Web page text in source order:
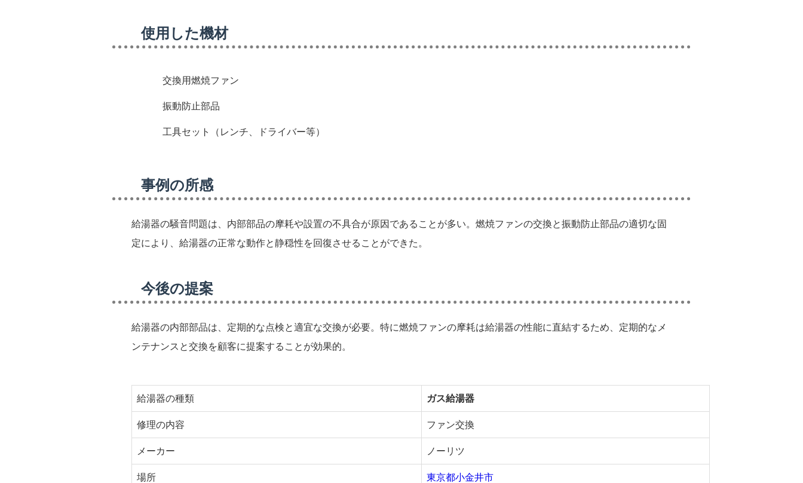
使用した機材
交換用燃焼ファン
振動防止部品
工具セット（レンチ、ドライバー等）
事例の所感
給湯器の騒音問題は、内部部品の摩耗や設置の不具合が原因であることが多い。燃焼ファンの交換と振動防止部品の適切な固
定により、給湯器の正常な動作と静穏性を回復させることができた。
今後の提案
給湯器の内部部品は、定期的な点検と適宜な交換が必要。特に燃焼ファンの摩耗は給湯器の性能に直結するため、定期的なメ
ンテナンスと交換を顧客に提案することが効果的。
給湯器の種類 ガス給湯器
修理の内容 ファン交換
メーカー ノーリツ
場所 東京都小金井市